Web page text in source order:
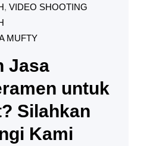
, VIDEO SHOOTING
MUFTY
Jasa
untuk
Silahkan
Kami